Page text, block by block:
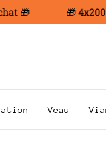
🎁 🎁 4x200
Veau